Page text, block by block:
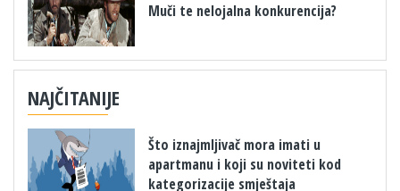
Muči te nelojalna konkurencija?
NAJČITANIJE
Što iznajmljivač mora imati u
apartmanu i koji su noviteti kod
kategorizacije smještaja